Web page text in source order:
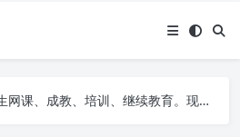
实文献内容生成论文
、培训、继续教育。现已接入代刷代考项目3000+
、培训、继续教育。现已接入代刷代考项目3000+